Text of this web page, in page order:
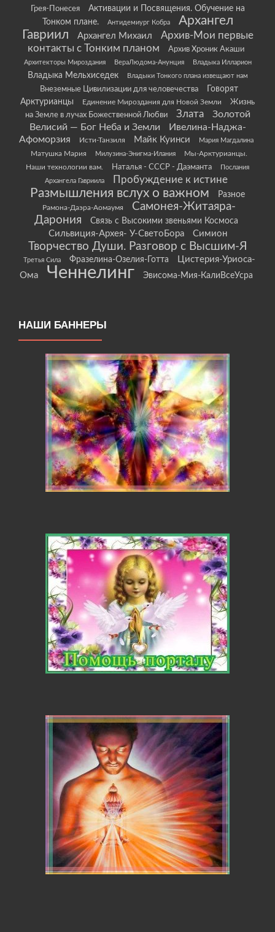
Грея-Понесея
Активации и Посвящения. Обучение на
Тонком плане.
Антидемиург Кобра
Архангел
Гавриил
Архангел Михаил
Архив-Мои первые
контакты с Тонким планом
Архив Хроник Акаши
Архитекторы Мироздания ВераЛюдома-Анунция Владыка Илларион
Владыка Мельхиседек Владыки Тонкого плана извещают нам
Внеземные Цивилизации для человечества
Говорят
Арктурианцы
Единение Мироздания для Новой Земли
Жизнь
на Земле в лучах Божественной Любви
Злата
Золотой
Велисий — Бог Неба и Земли
Ивелина-Наджа-
Афоморзия
Исти-Танзиля Майк Куинси Мария Магдалина
Матушка Мария Милузина-Энигма-Илания
Мы-Арктурианцы.
Наши технологии вам.
Наталья - СССР - Даэманта
Послания
Архангела Гавриила
Пробуждение к истине
Размышления вслух о важном Разное
Рамона-Даэра-Аомаумя
Самонея-Житаяра-
Дарония
Связь с Высокими звеньями Космоса
Сильвиция-Архея- У-СветоБора Симион
Творчество Души. Разговор с Высшим-Я
Третья Сила Фразелина-Озелия-Готта
Цистерия-Уриоса-
Ома
Ченнелинг Эвисома-Мия-КалиВсеУсра
НАШИ БАННЕРЫ